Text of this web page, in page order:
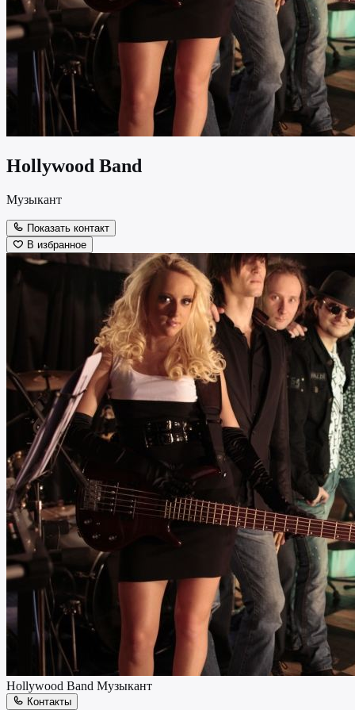
Hollywood Band
Музыкант
Показать контакт
В избранное
Hollywood Band Музыкант
Контакты